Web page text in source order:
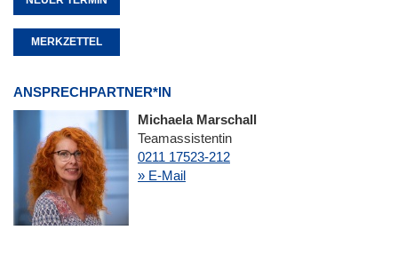
MERKZETTEL
ANSPRECHPARTNER*IN
Michaela Marschall
Teamassistentin
0211 17523-212
» E-Mail